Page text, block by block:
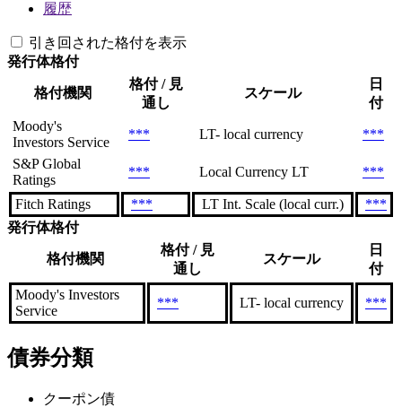
履歴
引き回された格付を表示
発行体格付
格付機関
格付 / 見
通し
スケール
日
付
Moody's
Investors Service
*** LT- local currency
***
S&P Global
Ratings
*** Local Currency LT ***
Fitch Ratings *** LT Int. Scale (local curr.)
***
発行体格付
格付機関
格付 / 見
通し
スケール
日
付
Moody's Investors
Service
*** LT- local currency ***
債券分類
クーポン債